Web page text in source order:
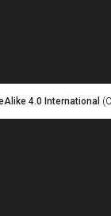
4.0 International